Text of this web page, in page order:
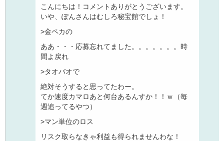
こんにちは！コメントありがとうございます。
いや、ぽんさんはむしろ秘宝館でしょ！
>金ペカの
ああ・・・応募忘れてました。。。。。。。時
間よ戻れ
>タオバオで
絶対そうすると思ってたわー。
てか速度カマロあと何台あるんすか！！ｗ（毎
週追ってるやつ）
>マン単位のロス
リスク取らなきゃ利益も得られませんわな！